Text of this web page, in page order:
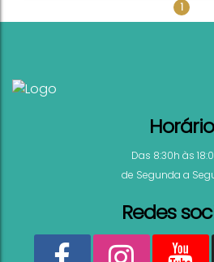
Maggiori Apartamento 2
1
Horário
Das 8:30h às
de Segunda a
Redes